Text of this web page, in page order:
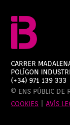
CARRER
POLÍGON
(+34) 971 139 333
© ENS PÚBLIC DE
COOKIES |AVÍS